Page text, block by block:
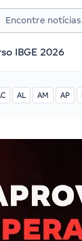
IBGE 2026
AL AM AP